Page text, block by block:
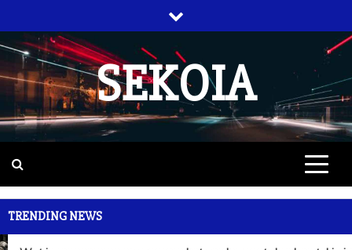
to
content
SEKOIA
TRENDING NEWS